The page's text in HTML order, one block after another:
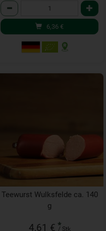
Anzahl
6,36 €
Teewurst Wulksfelde ca. 140
g
4,61 € *
/ Stk